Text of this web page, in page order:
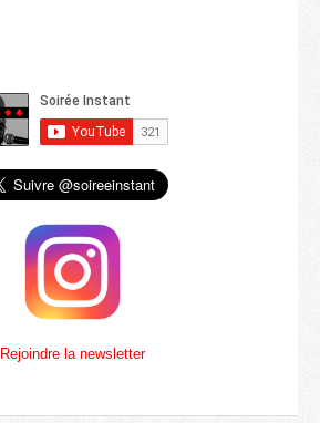
Rejoindre la newsletter